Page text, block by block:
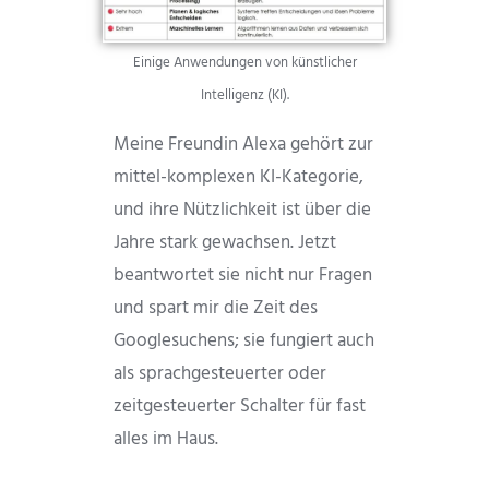
Einige Anwendungen von künstlicher
Intelligenz (KI).
Meine Freundin Alexa gehört zur
mittel-komplexen KI-Kategorie,
und ihre Nützlichkeit ist über die
Jahre stark gewachsen. Jetzt
beantwortet sie nicht nur Fragen
und spart mir die Zeit des
Googlesuchens; sie fungiert auch
als sprachgesteuerter oder
zeitgesteuerter Schalter für fast
alles im Haus.